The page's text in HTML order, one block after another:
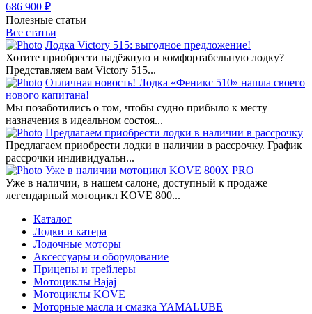
686 900 ₽
Полезные статьи
Все статьи
Лодка Victory 515: выгодное предложение!
Хотите приобрести надёжную и комфортабельную лодку?
Представляем вам Victory 515...
Отличная новость! Лодка «Феникс 510» нашла своего
нового капитана!
Мы позаботились о том, чтобы судно прибыло к месту
назначения в идеальном состоя...
Предлагаем приобрести лодки в наличии в рассрочку
Предлагаем приобрести лодки в наличии в рассрочку. График
рассрочки индивидуальн...
Уже в наличии мотоцикл KOVE 800X PRO
Уже в наличии, в нашем салоне, доступный к продаже
легендарный мотоцикл KOVE 800...
Каталог
Лодки и катера
Лодочные моторы
Аксессуары и оборудование
Прицепы и трейлеры
Мотоциклы Bajaj
Мотоциклы KOVE
Моторные масла и смазка YAMALUBE